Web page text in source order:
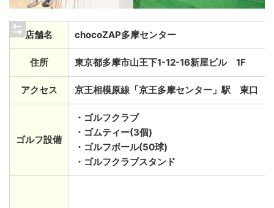
店舗名 chocoZAP多摩センター
住所 東京都多摩市山王下1-12-16新屋ビル 1F
アクセス 京王相模原線「京王多摩センター」駅 東口
ゴルフ設備
・ゴルフクラブ
・ゴムティー(3個)
・ゴルフボール(50球)
・ゴルフクラブスタンド